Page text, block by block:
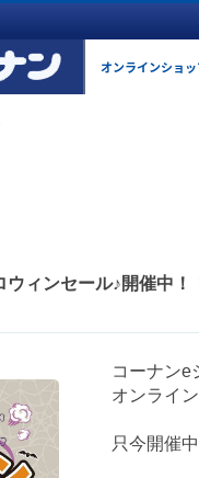
オンラインショ
ィンセール♪開催中！
コーナンe
オンライ
只今開催